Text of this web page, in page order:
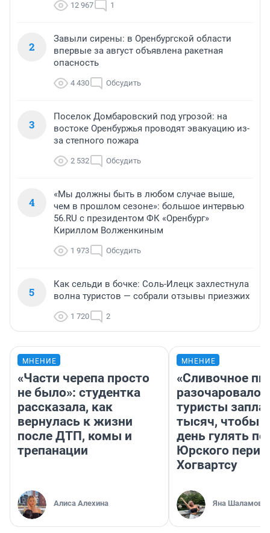
12 967 1
2
Завыли сирены: в Оренбургской области
впервые за август объявлена ракетная
опасность
4 430 Обсудить
3
Поселок Домбаровский под угрозой: на
востоке Оренбуржья проводят эвакуацию из-
за степного пожара
2 532 Обсудить
4
«Мы должны быть в любом случае выше,
чем в прошлом сезоне»: большое интервью
56.RU с президентом ФК «Оренбург»
Кириллом Волженкиным
1 973 Обсудить
5
Как сельди в бочке: Соль-Илецк захлестнула
волна туристов — собрали отзывы приезжих
1 720 2
МНЕНИЕ
«Части черепа просто
не было»: студентка
рассказала, как
вернулась к жизни
после ДТП, комы и
трепанации
Алиса Алехина
МНЕНИЕ
«Сливочное
разочаровало»:
туристы
тысяч, чтобы
день гулять по
Юрского
Хогвартсу
Яна Шаламова